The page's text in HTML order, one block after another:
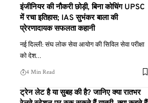
इंजीनियर की नौकरी छोड़ी, बिना कोचिंग UPSC
में रचा इतिहास; IAS सुभंकर बाला की
प्रेरणादायक सफलता कहानी
नई दिल्ली: संघ लोक सेवा आयोग की सिविल सेवा परीक्षा
को देश…
4 Min Read
ट्रेन लेट है या सुबह की है? जानिए क्या रातभर